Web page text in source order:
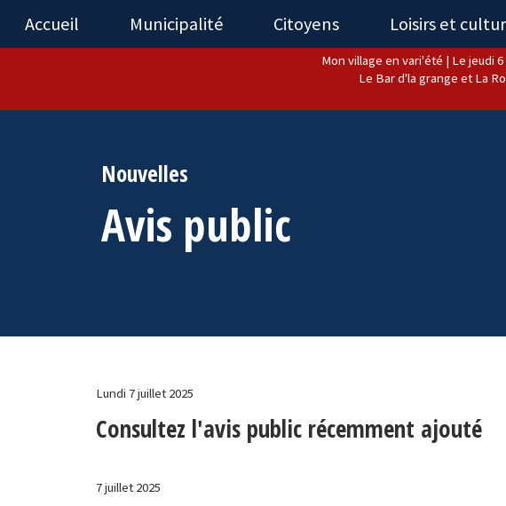
Accueil Municipalité Citoyens Loisirs et
Mon village en vari'été | Le jeudi
Le Bar d'la grange et La
Nouvelles
Avis public
Lundi 7 juillet 2025
Consultez l'avis public récemment ajouté
7 juillet 2025